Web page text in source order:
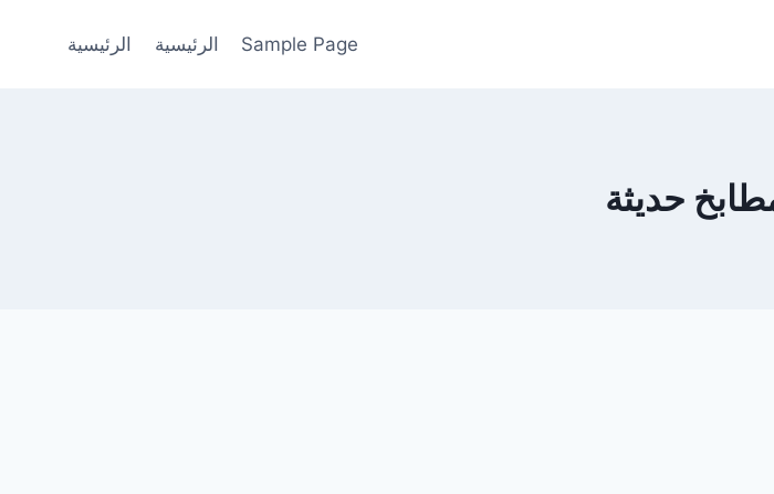
Sample Page الرئيسية الرئيسية
حديثة